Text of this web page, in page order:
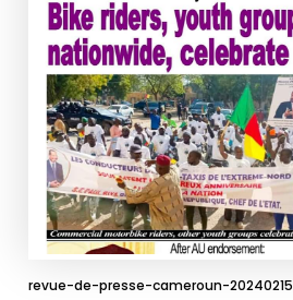
revue-de-presse-cameroun-20240215